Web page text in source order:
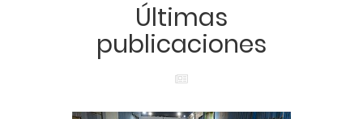
Últimas
publicaciones